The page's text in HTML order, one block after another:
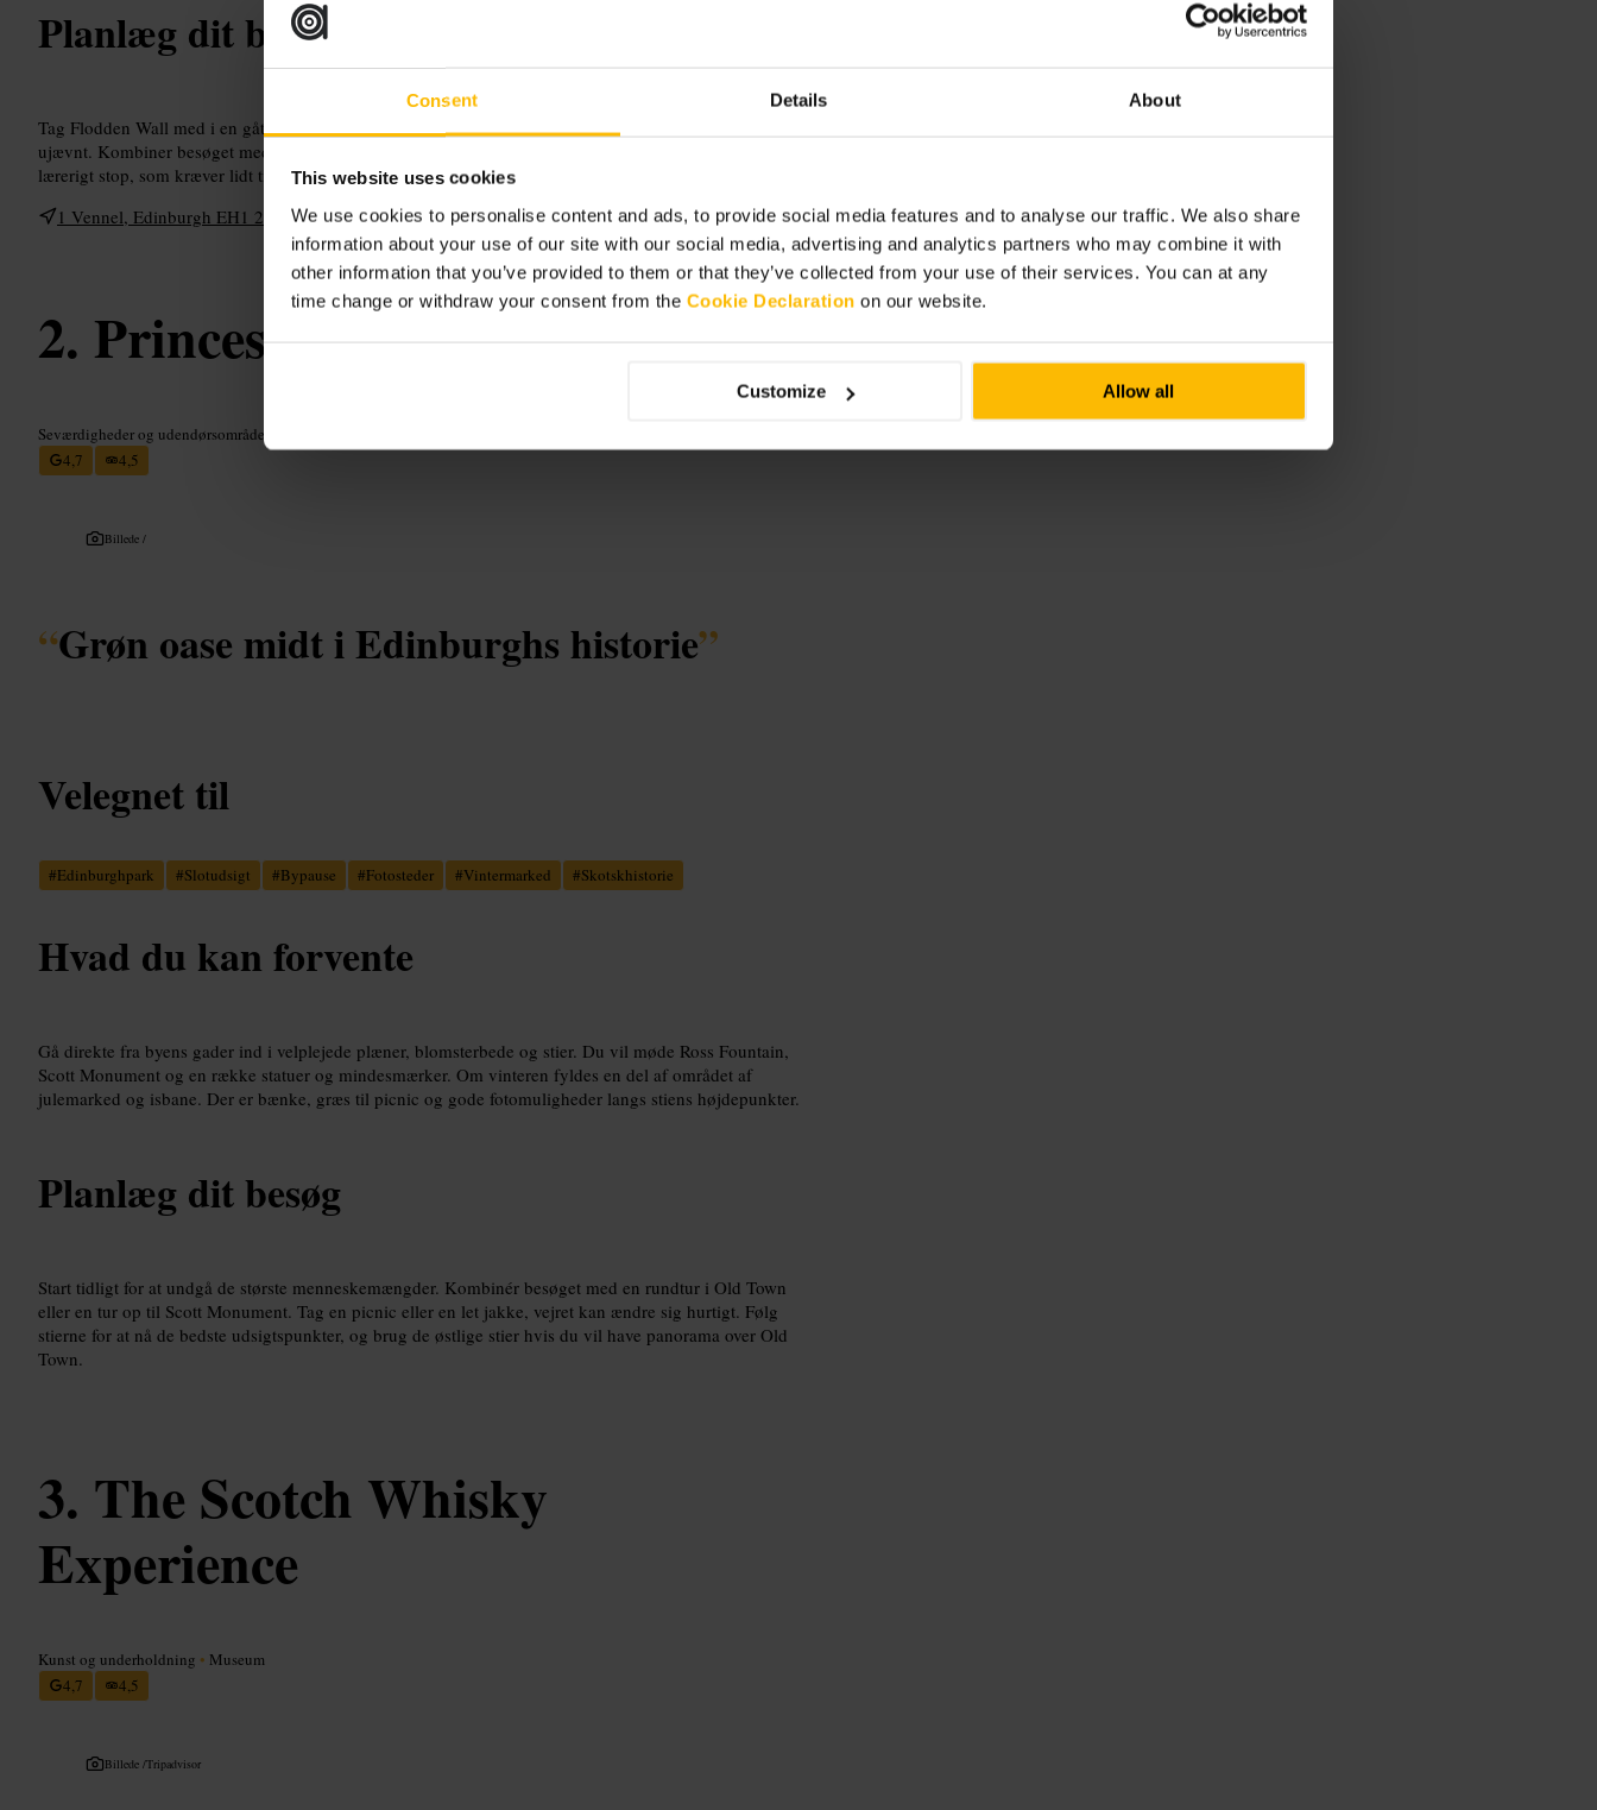
Consent Details About
This website uses cookies
We use cookies to personalise content and ads, to provide social media features and to analyse our traffic. We also share
information about your use of our site with our social media, advertising and analytics partners who may combine it with
other information that you’ve provided to them or that they’ve collected from your use of their services. You can at any
time change or withdraw your consent from the Cookie Declaration on our website.
Customize Allow all
Planlæg dit besøg
Tag Flodden Wall med i en gåtur gennem den gamle by. Brug gode sko, da underlaget kan være
ujævnt. Kombiner besøget med nærliggende museer og seværdigheder. For familier er det et kort og
lærerigt stop, som kræver lidt tid og ingen særlig forberedelse.
1 Vennel, Edinburgh EH1 2HU, UK
Princes Street Gardens
Seværdigheder og udendørsområder
4,7
4,5
Billede /
“Grøn oase midt i Edinburghs historie”
Velegnet til
#Edinburghpark #Slotudsigt #Bypause #Fotosteder #Vintermarked #Skotskhistorie
Hvad du kan forvente
Gå direkte fra byens gader ind i velplejede plæner, blomsterbede og stier. Du vil møde Ross Fountain,
Scott Monument og en række statuer og mindesmærker. Om vinteren fyldes en del af området af
julemarked og isbane. Der er bænke, græs til picnic og gode fotomuligheder langs stiens højdepunkter.
Planlæg dit besøg
Start tidligt for at undgå de største menneskemængder. Kombinér besøget med en rundtur i Old Town
eller en tur op til Scott Monument. Tag en picnic eller en let jakke, vejret kan ændre sig hurtigt. Følg
stierne for at nå de bedste udsigtspunkter, og brug de østlige stier hvis du vil have panorama over Old
Town.
The Scotch Whisky
Experience
Kunst og underholdning • Museum
4,7
4,5
Billede /Tripadvisor